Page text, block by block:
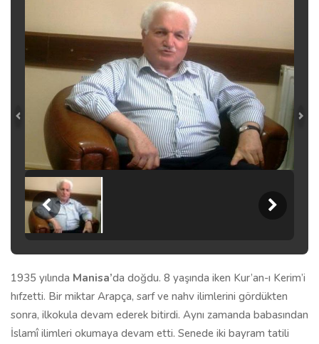
1935 yılında Manisa’da doğdu. 8 yaşında iken Kur’an-ı Kerim’i
hıfzetti. Bir miktar Arapça, sarf ve nahv ilimlerini gördükten
sonra, ilkokula devam ederek bitirdi. Aynı zamanda babasından
İslamî ilimleri okumaya devam etti. Senede iki bayram tatili